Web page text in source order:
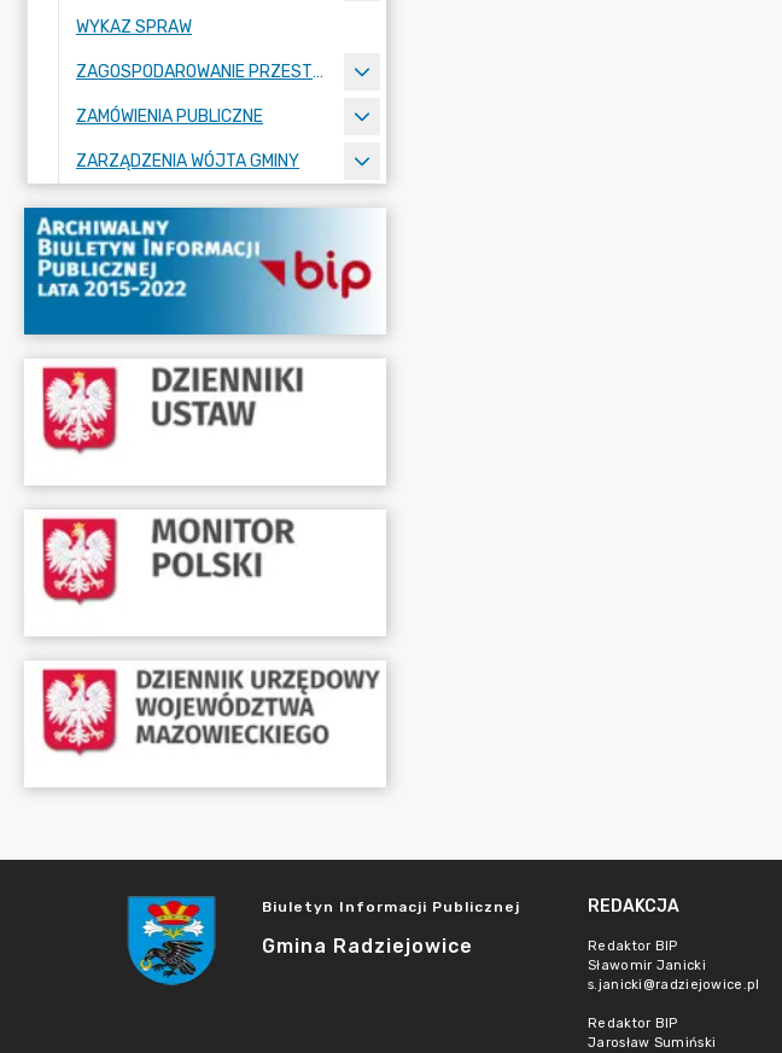
WYKAZ SPRAW
ZAGOSPODAROWANIE PRZESTRZENNE
ZAMÓWIENIA PUBLICZNE
ZARZĄDZENIA WÓJTA GMINY
Biuletyn Informacji Publicznej
Gmina Radziejowice
REDAKCJA
Redaktor BIP
Sławomir Janicki
s.janicki@radziejowice.pl
Redaktor BIP
Jarosław Sumiński